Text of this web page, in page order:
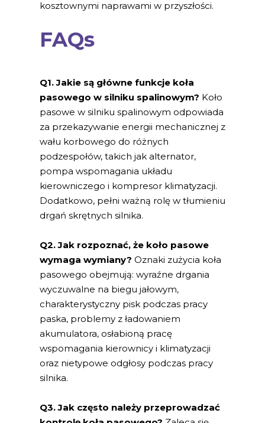
kosztownymi naprawami w przyszłości.
FAQs
Q1. Jakie są główne funkcje koła
pasowego w silniku spalinowym? Koło
pasowe w silniku spalinowym odpowiada
za przekazywanie energii mechanicznej z
wału korbowego do różnych
podzespołów, takich jak alternator,
pompa wspomagania układu
kierowniczego i kompresor klimatyzacji.
Dodatkowo, pełni ważną rolę w tłumieniu
drgań skrętnych silnika.
Q2. Jak rozpoznać, że koło pasowe
wymaga wymiany? Oznaki zużycia koła
pasowego obejmują: wyraźne drgania
wyczuwalne na biegu jałowym,
charakterystyczny pisk podczas pracy
paska, problemy z ładowaniem
akumulatora, osłabioną pracę
wspomagania kierownicy i klimatyzacji
oraz nietypowe odgłosy podczas pracy
silnika.
Q3. Jak często należy przeprowadzać